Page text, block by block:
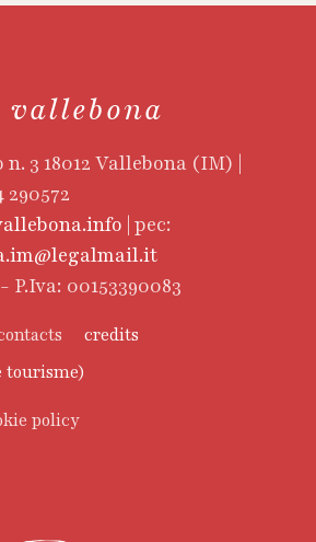
vallebona
3 18012 Vallebona (IM) |
290572
| pec:
P.Iva: 00153390083
credits
tourisme)
policy